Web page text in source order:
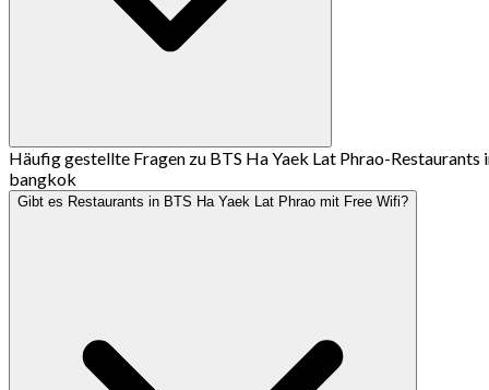
Häufig gestellte Fragen zu BTS Ha Yaek Lat Phrao-Restaurants
bangkok
Gibt es Restaurants in BTS Ha Yaek Lat Phrao mit Free Wifi?